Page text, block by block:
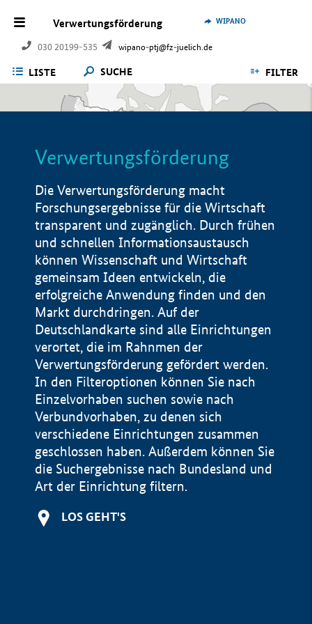
Verwertungsförderung
030 20199-535 wipano-ptj@fz-juelich.de
WIPANO
LISTE SUCHE FILTER
Verwertungsförderung
Die Verwertungsförderung macht
Forschungsergebnisse für die Wirtschaft
transparent und zugänglich. Durch frühen
und schnellen Informationsaustausch
können Wissenschaft und Wirtschaft
gemeinsam Ideen entwickeln, die
erfolgreiche Anwendung finden und den
Markt durchdringen. Auf der
Deutschlandkarte sind alle Einrichtungen
verortet, die im Rahnmen der
Verwertungsförderung gefördert werden.
In den Filteroptionen können Sie nach
Einzelvorhaben suchen sowie nach
Verbundvorhaben, zu denen sich
verschiedene Einrichtungen zusammen
geschlossen haben. Außerdem können Sie
die Suchergebnisse nach Bundesland und
Art der Einrichtung filtern.
LOS GEHT'S